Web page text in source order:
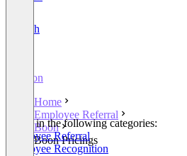
English
Boon
Home
Employee Referral
Boon
Boon Pricings
Listed in the following categories:
Employee Referral
Employee Recognition